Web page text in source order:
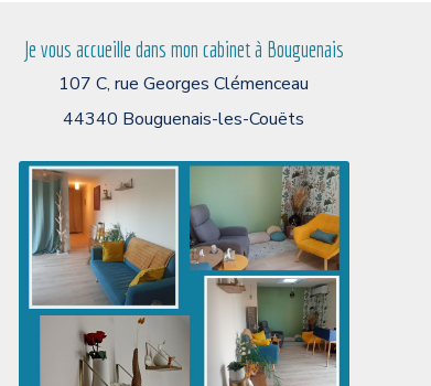
Je vous accueille dans mon cabinet à Bouguenais
107 C, rue Georges Clémenceau
44340 Bouguenais-les-Couëts